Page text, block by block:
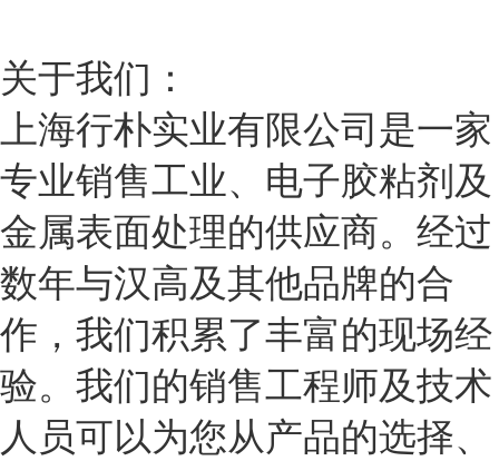
关于我们：
上海行朴实业有限公司是一家
专业销售工业、电子胶粘剂及
金属表面处理的供应商。经过
数年与汉高及其他品牌的合
作，我们积累了丰富的现场经
验。我们的销售工程师及技术
人员可以为您从产品的选择、